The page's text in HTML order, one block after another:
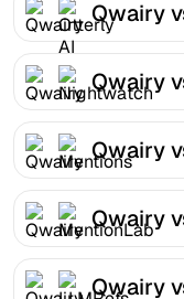
Qwairy
Qwairy
Qwairy
Qwairy
Qwairy